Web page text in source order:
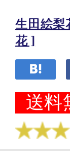
生田絵
花 ]
送料